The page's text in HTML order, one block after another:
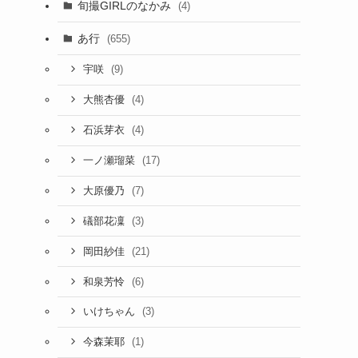
旬撮GIRLのなかみ (4)
あ行 (655)
宇咲 (9)
大熊杏優 (4)
石浜芽衣 (4)
一ノ瀬瑠菜 (17)
大原優乃 (7)
礒部花凜 (3)
岡田紗佳 (21)
和泉芳怜 (6)
いけちゃん (3)
今森茉耶 (1)